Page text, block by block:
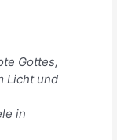
Gottes,
Licht und
in